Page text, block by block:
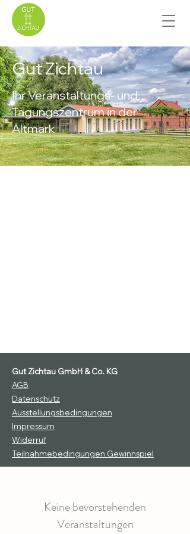
Gut Zichtau
Ihr Veranstaltungs- und
Tagungszentrum in der
Altmark
Gut Zichtau GmbH & Co. KG
AGB
Datenschutz
Ausstellungsbedingungen
Impressum
Widerruf
Teilnahmebedingungen Gewinnspiel
Keine bevorstehenden
Veranstaltungen